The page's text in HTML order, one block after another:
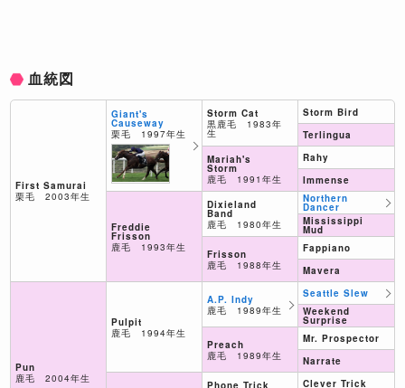
血統図
First Samurai
栗毛 2003年生
Pun
鹿毛 2004年生
Giant's
Causeway
栗毛 1997年生
Freddie
Frisson
鹿毛 1993年生
Pulpit
鹿毛 1994年生
Storm Cat
黒鹿毛 1983年
生
Mariah's
Storm
鹿毛 1991年生
Dixieland
Band
鹿毛 1980年生
Frisson
鹿毛 1988年生
A.P. Indy
鹿毛 1989年生
Preach
鹿毛 1989年生
Phone Trick
Storm Bird
Terlingua
Rahy
Immense
Northern
Dancer
Mississippi
Mud
Fappiano
Mavera
Seattle Slew
Weekend
Surprise
Mr. Prospector
Narrate
Clever Trick